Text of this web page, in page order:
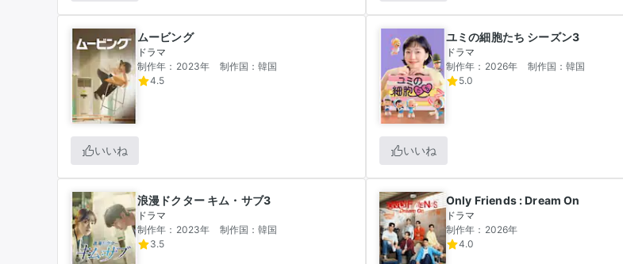
ムービング
ドラマ
制作年：2023年
制作国：韓国
4.5
いいね
ユミの細胞たち シーズン3
ドラマ
制作年：2026年
制作国：韓国
5.0
いいね
浪漫ドクター キム・サブ3
ドラマ
制作年：2023年
制作国：韓国
3.5
Only Friends : Dream On
ドラマ
制作年：2026年
4.0